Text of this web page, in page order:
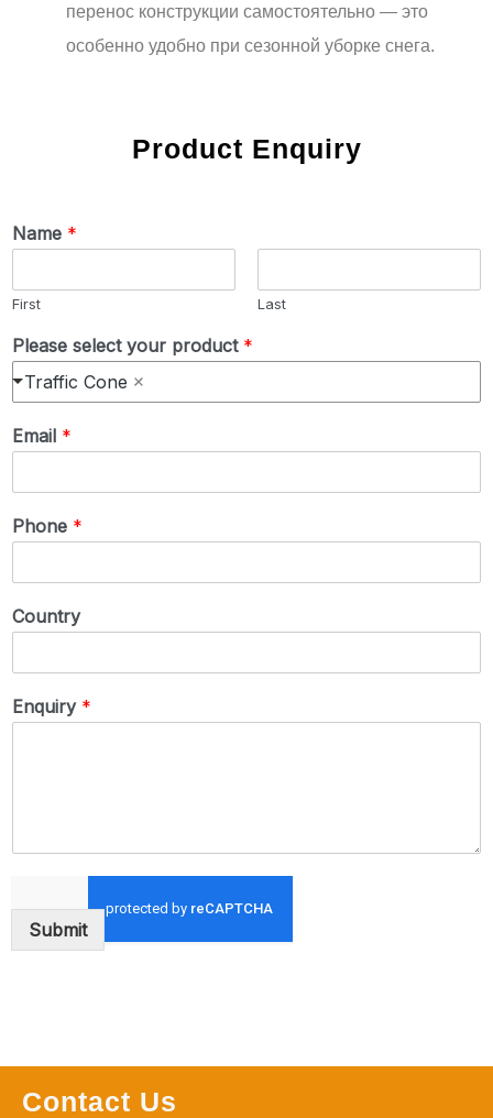
перенос конструкции самостоятельно — это
особенно удобно при сезонной уборке снега.
Product Enquiry
Name *
First Last
Please select your product *
Traffic Cone
Email *
Phone *
Country
Enquiry *
Submit
Contact Us